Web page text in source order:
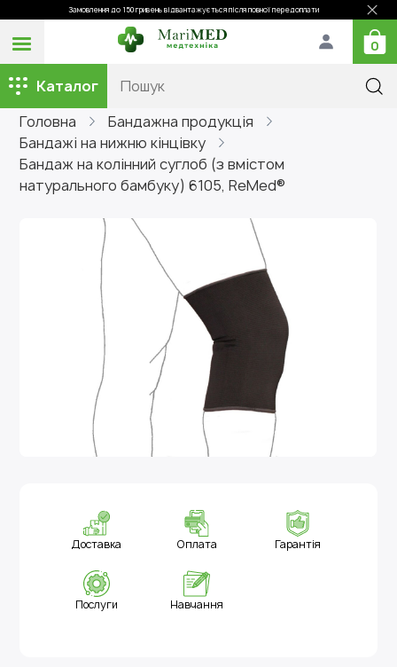
Замовлення до 150 гривень відвантажується після повної передоплати
0
Каталог
Головна
Бандажна продукція
Бандажі на нижню кінцівку
Бандаж на колінний суглоб (з вмістом
натурального бамбуку) 6105, ReMed®
Доставка Оплата Гарантія
Послуги Навчання